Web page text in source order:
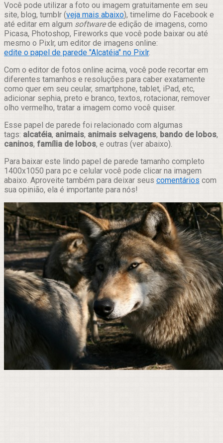
Você pode utilizar a foto ou imagem gratuitamente em seu
site, blog, tumblr (veja mais abaixo), timelime do Facebook e
até editar em algum softwarede edição de imagens, como
Picasa, Photoshop, Fireworks que você pode baixar ou até
mesmo o Pixlr, um editor de imagens online:
edite o papel de parede "Alcatéia" no Pixlr.
Com o editor de fotos online acima, você pode recortar em
diferentes tamanhos e resoluções para caber exatamente
como quer em seu ceular, smartphone, tablet, iPad, etc,
adicionar sephia, preto e branco, textos, rotacionar, remover
olho vermelho, tratar a imagem como você quiser.
Esse papel de parede foi relacionado com algumas
tags: alcatéia, animais, animais selvagens, bando de lobos,
caninos, família de lobos, e outras (ver abaixo).
Para baixar este lindo papel de parede tamanho completo
1400x1050 para pc e celular você pode clicar na imagem
abaixo. Aproveite também para deixar seus comentários com
sua opinião, ela é importante para nós!